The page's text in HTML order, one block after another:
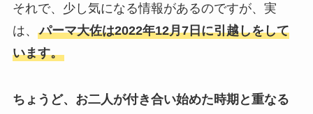
それで、少し気になる情報があるのですが、実
は、 パーマ大佐は2022年12月7日に引越しをして
います。
ちょうど、お二人が付き合い始めた時期と重なる